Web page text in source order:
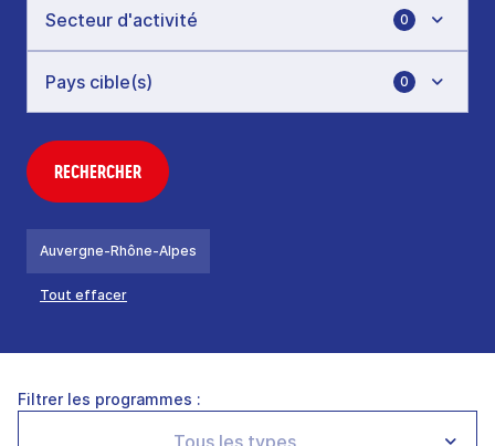
0
0
RECHERCHER
Auvergne-Rhône-Alpes
Tout effacer
Filtrer les programmes :